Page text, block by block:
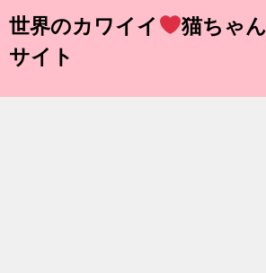
世界のカワイイ
猫ちゃ
サイト